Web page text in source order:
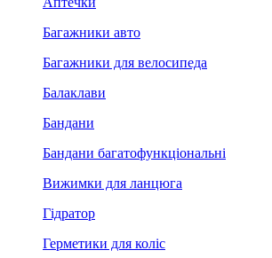
Багажники авто
Багажники для велосипеда
Балаклави
Бандани
Бандани багатофункціональні
Вижимки для ланцюга
Гідратор
Герметики для коліс